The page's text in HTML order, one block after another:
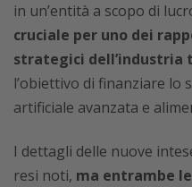
in un’entità a scopo di
cruciale per uno dei
strategici dell’industria
l’obiettivo di finanziare lo
artificiale avanzata e
I dettagli delle nuove
resi noti, ma entrambe